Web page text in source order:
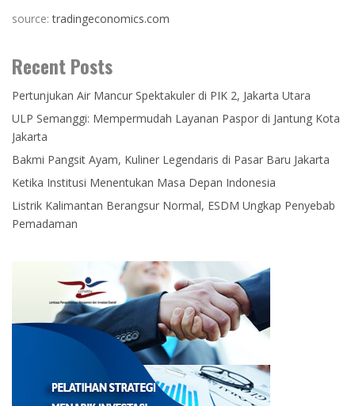
source:tradingeconomics.com
Recent Posts
Pertunjukan Air Mancur Spektakuler di PIK 2, Jakarta Utara
ULP Semanggi: Mempermudah Layanan Paspor di Jantung Kota
Jakarta
Bakmi Pangsit Ayam, Kuliner Legendaris di Pasar Baru Jakarta
Ketika Institusi Menentukan Masa Depan Indonesia
Listrik Kalimantan Berangsur Normal, ESDM Ungkap Penyebab
Pemadaman